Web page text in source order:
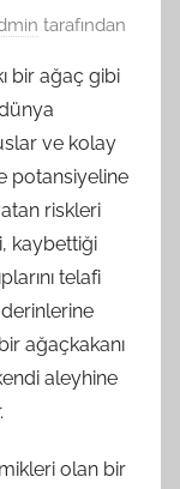
tarafından
bir ağaç gibi
ve kolay
potansiyeline
riskleri
kaybettiği
telafi
ağaçkakanı
aleyhine
olan bir